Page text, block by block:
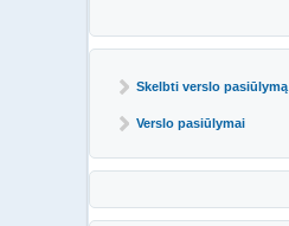
Skelbti verslo pasiūlymą
Verslo pasiūlymai